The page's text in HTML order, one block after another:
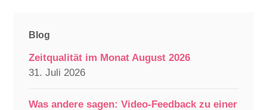
Blog
Zeitqualität im Monat August 2026
31. Juli 2026
Was andere sagen: Video-Feedback zu einer